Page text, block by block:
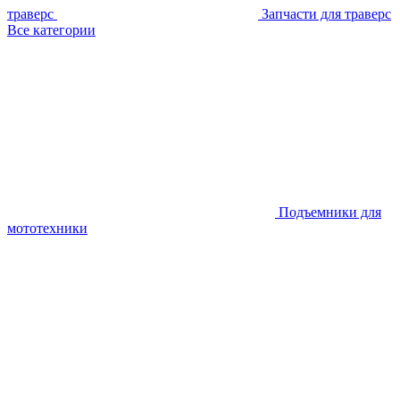
траверс
Запчасти для траверс
Все категории
Подъемники для
мототехники